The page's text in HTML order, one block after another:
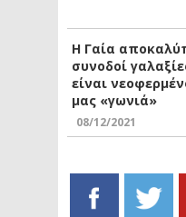
Η Γαία
συνοδοί
είναι
μας «γωνιά»
08/12/2021